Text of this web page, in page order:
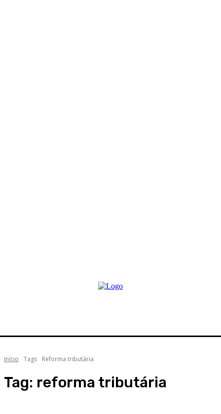
Início Tags Reforma tributária
Tag: reforma tributária